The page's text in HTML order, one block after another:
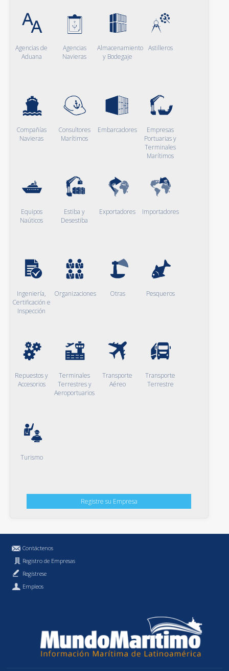
Agencias de
Aduana
Agencias
Navieras
Almacenamiento
y Bodegaje
Astilleros
Compañías
Navieras
Consultores
Marítimos
Embarcadores
Empresas
Portuarias y
Terminales
Marítimos
Equipos
Naúticos
Estiba y
Desestiba
Exportadores Importadores
Ingeniería,
Certificación e
Inspección
Organizaciones Otras Pesqueros
Repuestos y
Accesorios
Terminales
Terrestres y
Aeroportuarios
Transporte
Aéreo
Transporte
Terrestre
Turismo
Registre su Empresa
Contáctenos
Registro de Empresas
Regístrese
Empleos